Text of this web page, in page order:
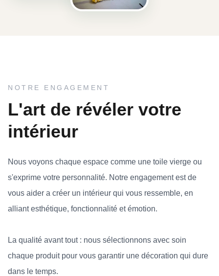
NOTRE ENGAGEMENT
L'art de révéler votre
intérieur
Nous voyons chaque espace comme une toile vierge ou
s'exprime votre personnalité. Notre engagement est de
vous aider a créer un intérieur qui vous ressemble, en
alliant esthétique, fonctionnalité et émotion.
La qualité avant tout : nous sélectionnons avec soin
chaque produit pour vous garantir une décoration qui dure
dans le temps.